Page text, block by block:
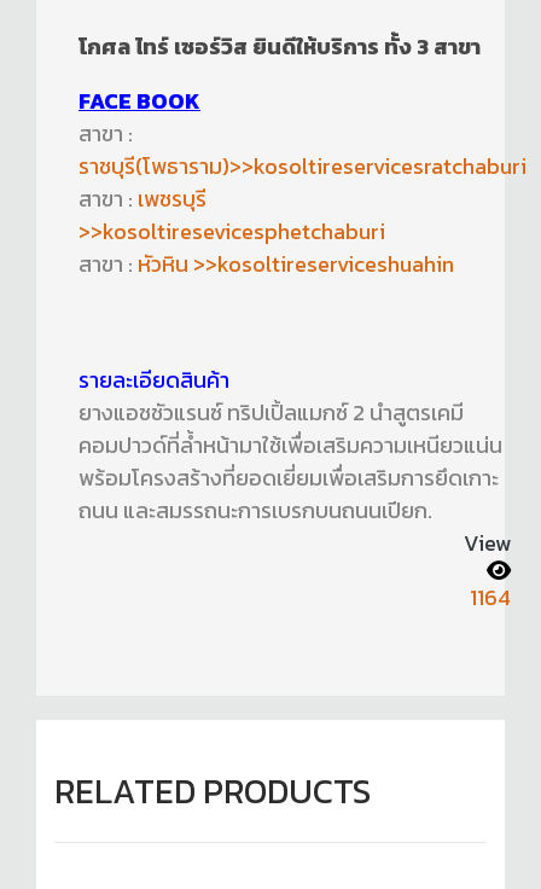
โกศล ไทร์ เซอร์วิส ยินดีให้บริการ ทั้ง 3 สาขา
FACE BOOK
สาขา :
ราชบุรี(โพธาราม)>>kosoltireservicesratchaburi
สาขา : เพชรบุรี
>>kosoltiresevicesphetchaburi
สาขา : หัวหิน >>kosoltireserviceshuahin
รายละเอียดสินค้า
ยางแอชชัวแรนซ์ ทริปเปิ้ลแมกซ์ 2 นำสูตรเคมี
คอมปาวด์ที่ล้ำหน้ามาใช้เพื่อเสริมความเหนียวแน่น
พร้อมโครงสร้างที่ยอดเยี่ยมเพื่อเสริมการยึดเกาะ
ถนน และสมรรถนะการเบรกบนถนนเปียก.
View
1164
RELATED PRODUCTS